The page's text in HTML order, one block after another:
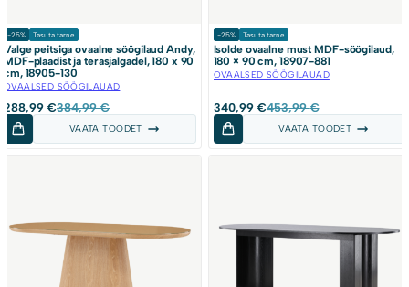
-25% Tasuta tarne
Valge peitsiga ovaalne söögilaud Andy,
MDF-plaadist ja terasjalgadel, 180 x 90
cm, 18905-130
OVAALSED SÖÖGILAUAD
384,99€
Algne
hind
oli:
384,99 €.
288,99 €
Current
price
is:
288,99 €.
VAATA TOODET
-25% Tasuta tarne
Isolde ovaalne must MDF-söögilaud,
180 × 90 cm, 18907-881
OVAALSED SÖÖGILAUAD
453,99€
Algne
hind
oli:
453,99 €.
340,99 €
Current
price
is:
340,99 €.
VAATA TOODET